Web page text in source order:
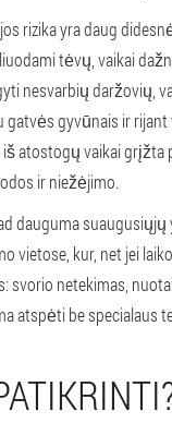
rizika yra daug
tėvų, vaikai
nesvarbių daržovių,
gatvės gyvūnais ir
iš atostogų vaikai
ir niežėjimo.
dauguma
vietose, kur, net jei
svorio netekimas,
atspėti be specialaus